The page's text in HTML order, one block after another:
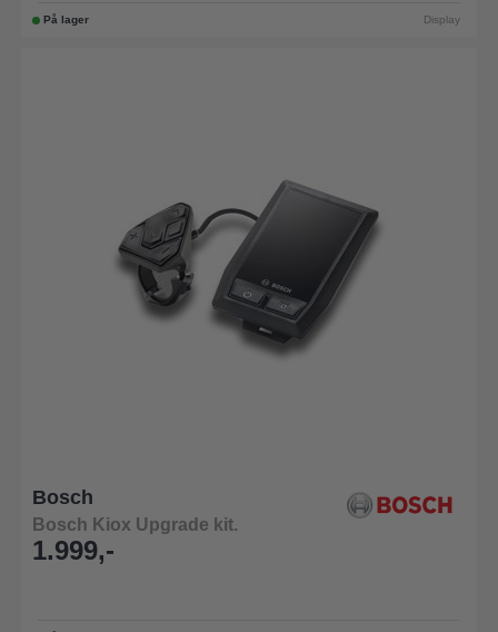
På lager Display
Bosch
Bosch Kiox Upgrade kit.
1.999,-